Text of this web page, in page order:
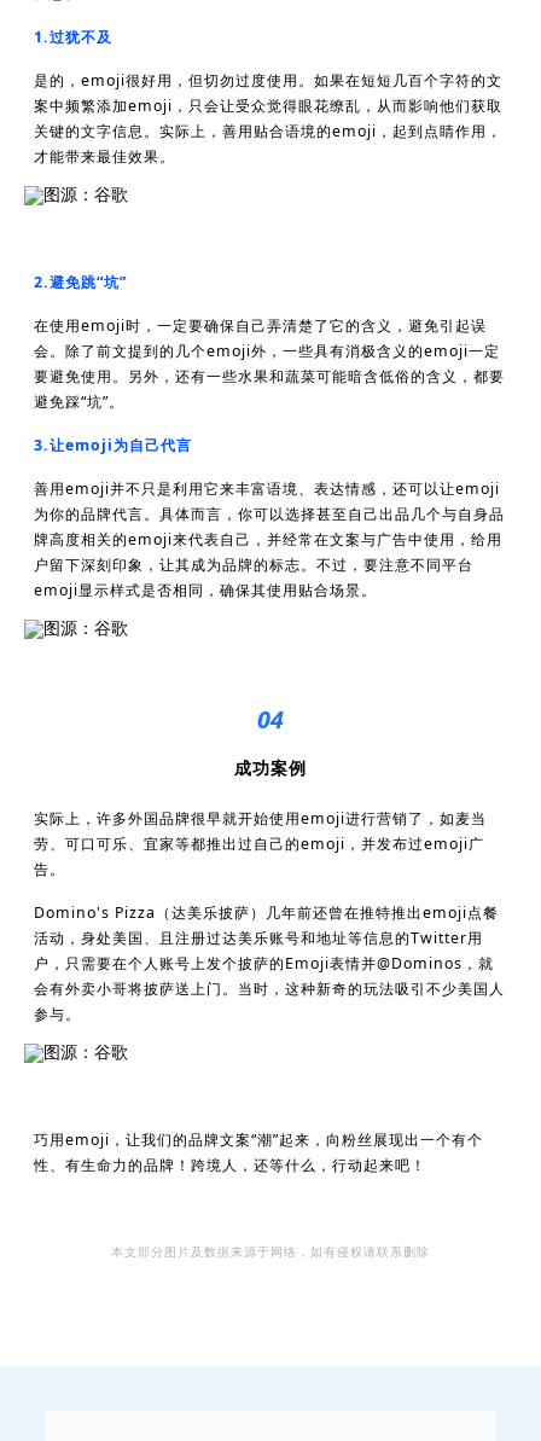
1.过犹不及
是的，emoji很好用，但切勿过度使用。如果在短短几百个字符的文
案中频繁添加emoji，只会让受众觉得眼花缭乱，从而影响他们获取
关键的文字信息。实际上，善用贴合语境的emoji，起到点睛作用，
才能带来最佳效果。
图源：谷歌
2.避免跳“坑”
在使用emoji时，一定要确保自己弄清楚了它的含义，避免引起误
会。除了前文提到的几个emoji外，一些具有消极含义的emoji一定
要避免使用。另外，还有一些水果和蔬菜可能暗含低俗的含义，都要
避免踩“坑”。
3.让emoji为自己代言
善用emoji并不只是利用它来丰富语境、表达情感，还可以让emoji
为你的品牌代言。具体而言，你可以选择甚至自己出品几个与自身品
牌高度相关的emoji来代表自己，并经常在文案与广告中使用，给用
户留下深刻印象，让其成为品牌的标志。不过，要注意不同平台
emoji显示样式是否相同，确保其使用贴合场景。
图源：谷歌
04
成功案例
实际上，许多外国品牌很早就开始使用emoji进行营销了，如麦当
劳、可口可乐、宜家等都推出过自己的emoji，并发布过emoji广
告。
Domino's Pizza（达美乐披萨）几年前还曾在推特推出emoji点餐
活动，身处美国、且注册过达美乐账号和地址等信息的Twitter用
户，只需要在个人账号上发个披萨的Emoji表情并@Dominos，就
会有外卖小哥将披萨送上门。当时，这种新奇的玩法吸引不少美国人
参与。
图源：谷歌
巧用emoji，让我们的品牌文案“潮”起来，向粉丝展现出一个有个
性、有生命力的品牌！跨境人，还等什么，行动起来吧！
本文部分图片及数据来源于网络，如有侵权请联系删除